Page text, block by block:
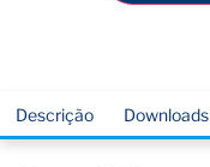
Descrição Downloads